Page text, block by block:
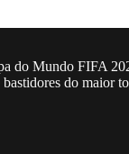
do Mundo FIFA
bastidores do maior